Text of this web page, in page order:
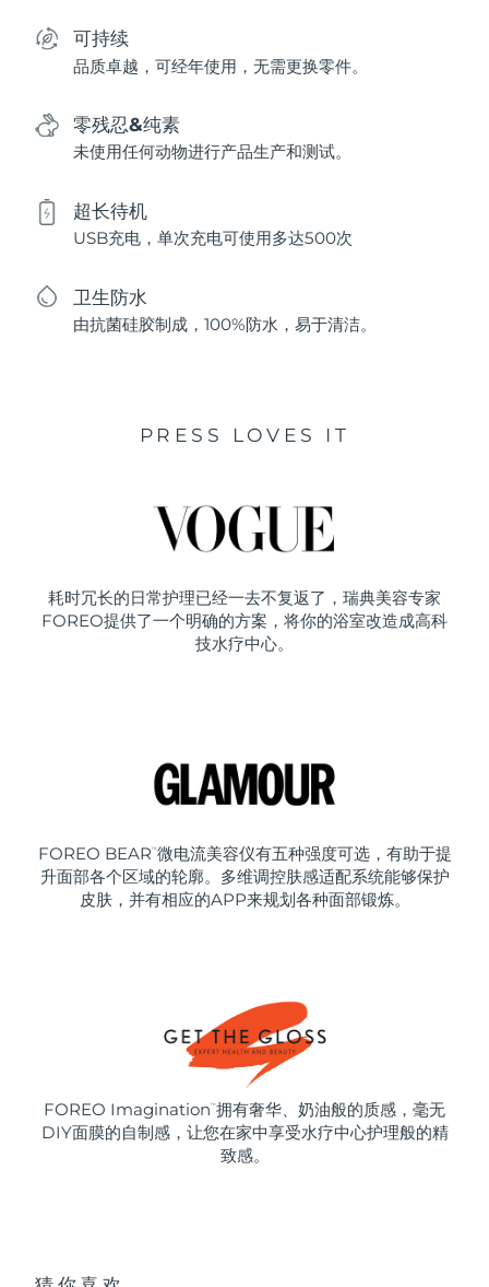
可持续
品质卓越，可经年使用，无需更换零件。
零残忍&纯素
未使用任何动物进行产品生产和测试。
超长待机
USB充电，单次充电可使用多达500次
卫生防水
由抗菌硅胶制成，100%防水，易于清洁。
PRESS LOVES IT
耗时冗长的日常护理已经一去不复返了，瑞典美容专家
FOREO提供了一个明确的方案，将你的浴室改造成高科
技水疗中心。
FOREO BEAR ™ 微电流美容仪有五种强度可选，有助于提
升面部各个区域的轮廓。多维调控肤感适配系统能够保护
皮肤，并有相应的APP来规划各种面部锻炼。
FOREO Imagination ™ 拥有奢华、奶油般的质感，毫无
DIY面膜的自制感，让您在家中享受水疗中心护理般的精
致感。